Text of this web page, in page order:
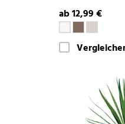
ab 12,99 €